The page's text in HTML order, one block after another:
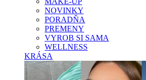
NOVINKY
PORADŇA
PREMENY
VYROB SI SAMA
WELLNESS
KRÁSA